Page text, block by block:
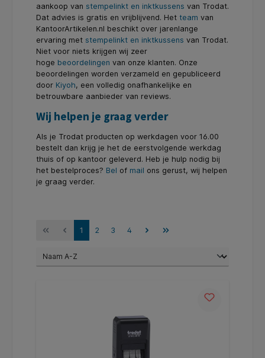
aankoop van stempelinkt en inktkussens van Trodat.
Dat advies is gratis en vrijblijvend. Het team van
KantoorArtikelen.nl beschikt over jarenlange
ervaring met stempelinkt en inktkussens van Trodat.
Niet voor niets krijgen wij zeer
hoge beoordelingen van onze klanten. Onze
beoordelingen worden verzameld en gepubliceerd
door Kiyoh, een volledig onafhankelijke en
betrouwbare aanbieder van reviews.
Wij helpen je graag verder
Als je Trodat producten op werkdagen voor 16.00
bestelt dan krijg je het de eerstvolgende werkdag
thuis of op kantoor geleverd. Heb je hulp nodig bij
het bestelproces? Bel of mail ons gerust, wij helpen
je graag verder.
1 2 3 4